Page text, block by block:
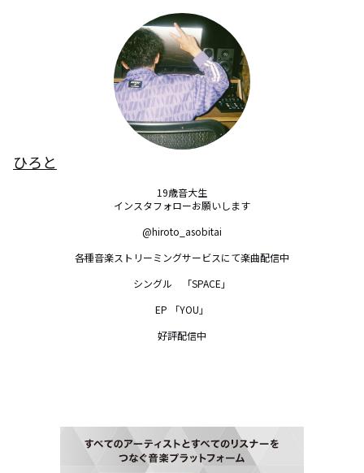
ひろと
19歳音大生
インスタフォローお願いします
@hiroto_asobitai
各種音楽ストリーミングサービスにて楽曲配信中
シングル　「SPACE」
EP 「YOU」
好評配信中